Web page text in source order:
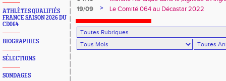
ATHLÈTES QUALIFIÉS
FRANCE SAISON 2026 DU
CD064
BIOGRAPHIES
SÉLECTIONS
SONDAGES
19/09
> Le Comité 064 au Décastar 2022